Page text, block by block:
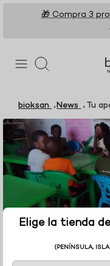
Elige la tienda
(PENÍNSULA,
🎁 Compra 3
Buscar
bioksan News Tu